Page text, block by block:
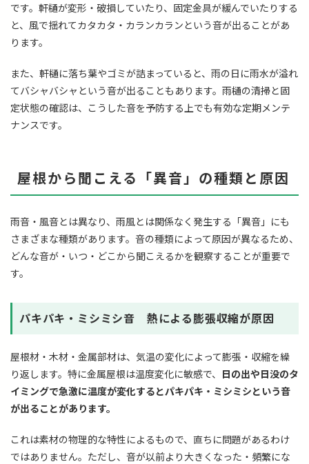
です。軒樋が変形・破損していたり、固定金具が緩んでいたりする
と、風で揺れてカタカタ・カランカランという音が出ることがあ
ります。
また、軒樋に落ち葉やゴミが詰まっていると、雨の日に雨水が溢れ
てバシャバシャという音が出ることもあります。雨樋の清掃と固
定状態の確認は、こうした音を予防する上でも有効な定期メンテ
ナンスです。
屋根から聞こえる「異音」の種類と原因
雨音・風音とは異なり、雨風とは関係なく発生する「異音」にも
さまざまな種類があります。音の種類によって原因が異なるため、
どんな音が・いつ・どこから聞こえるかを観察することが重要で
す。
パキパキ・ミシミシ音 熱による膨張収縮が原因
屋根材・木材・金属部材は、気温の変化によって膨張・収縮を繰
り返します。特に金属屋根は温度変化に敏感で、
日の出や日没のタ
イミングで急激に温度が変化するとパキパキ・ミシミシという音
が出ることがあります。
これは素材の物理的な特性によるもので、直ちに問題があるわけ
ではありません。ただし、音が以前より大きくなった・頻繁にな